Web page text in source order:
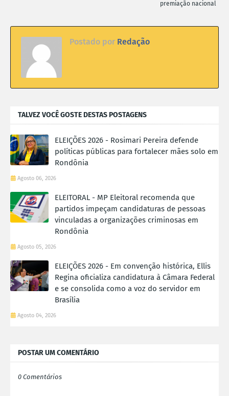
premiação nacional
Postado por Redação
TALVEZ VOCÊ GOSTE DESTAS POSTAGENS
ELEIÇÕES 2026 - Rosimari Pereira defende
políticas públicas para fortalecer mães solo em
Rondônia
Agosto 06, 2026
ELEITORAL - MP Eleitoral recomenda que
partidos impeçam candidaturas de pessoas
vinculadas a organizações criminosas em
Rondônia
Agosto 05, 2026
ELEIÇÕES 2026 - Em convenção histórica, Ellis
Regina oficializa candidatura à Câmara Federal
e se consolida como a voz do servidor em
Brasília
Agosto 04, 2026
POSTAR UM COMENTÁRIO
0 Comentários